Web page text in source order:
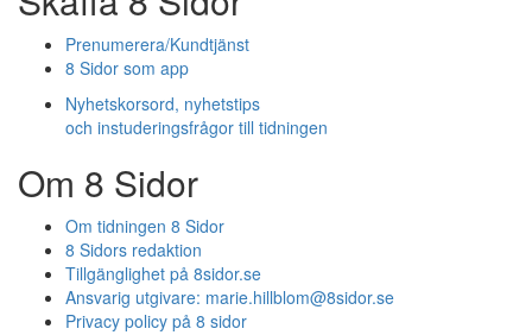
Prenumerera/Kundtjänst
8 Sidor som app
Nyhetskorsord, nyhetstips
och instuderingsfrågor till tidningen
Om 8 Sidor
Om tidningen 8 Sidor
8 Sidors redaktion
Tillgänglighet på 8sidor.se
Ansvarig utgivare: marie.hillblom@8sidor.se
Privacy policy på 8 sidor